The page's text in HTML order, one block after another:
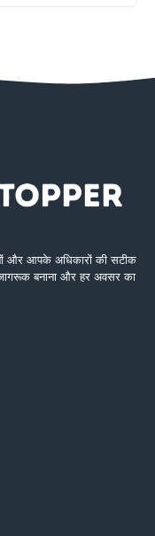
और आपके अधिकारों की सटीक
बनाना और हर अवसर का